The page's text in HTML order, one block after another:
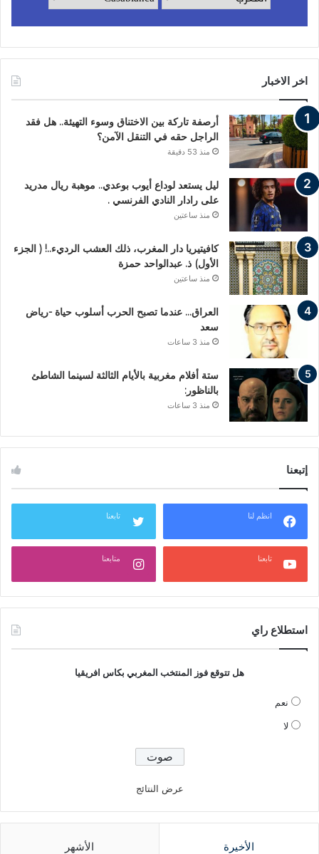
اخر الاخبار
أرصفة تاركة بين الاختناق وسوء التهيئة.. هل فقد
الراجل حقه في التنقل الآمن؟
منذ 53 دقيقة
ليل يستعد لوداع أيوب بوعدي.. موهبة ريال مدريد
على رادار النادي الفرنسي .
منذ ساعتين
كافيتيريا دار المغرب، ذلك العشب الرديء..! ( الجزء
الأول) ذ. عبدالواحد حمزة
منذ ساعتين
العراق… عندما تصبح الحرب أسلوب حياة -رياض
سعد
منذ 3 ساعات
ستة أفلام مغربية بالأيام الثالثة لسينما الشاطئ
بالناظور:
منذ 3 ساعات
إتبعنا
انظم لنا تابعنا
تابعنا متابعنا
استطلاع راي
هل تتوقع فوز المنتخب المغربي بكاس افريقيا
نعم
لا
عرض النتائج
الأخيرة الأشهر